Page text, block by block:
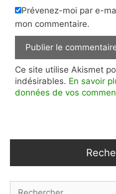
Prévenez-moi par e-
mon commentaire.
Ce site utilise Akismet
indésirables. En savoir
données de vos